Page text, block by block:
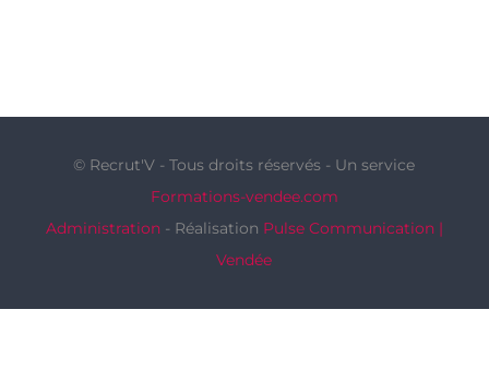
© Recrut'V - Tous droits réservés - Un service
Formations-vendee.com
Administration- Réalisation Pulse Communication |
Vendée